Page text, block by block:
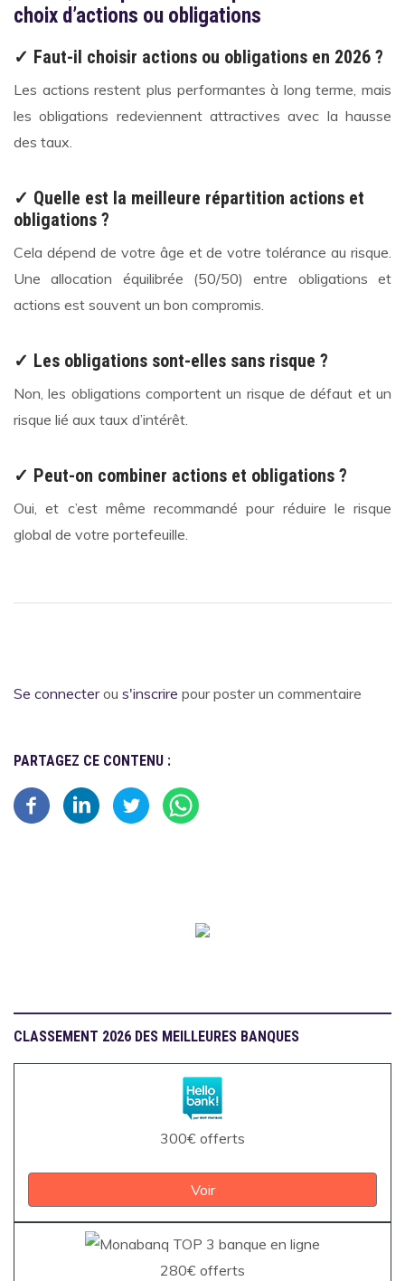
choix d’actions ou obligations
✓ Faut-il choisir actions ou obligations en 2026 ?
Les actions restent plus performantes à long terme, mais
les obligations redeviennent attractives avec la hausse
des taux.
✓ Quelle est la meilleure répartition actions et
obligations ?
Cela dépend de votre âge et de votre tolérance au risque.
Une allocation équilibrée (50/50) entre obligations et
actions est souvent un bon compromis.
✓ Les obligations sont-elles sans risque ?
Non, les obligations comportent un risque de défaut et un
risque lié aux taux d’intérêt.
✓ Peut-on combiner actions et obligations ?
Oui, et c’est même recommandé pour réduire le risque
global de votre portefeuille.
Se connecterou s'inscrire pour poster un commentaire
PARTAGEZ CE CONTENU :
CLASSEMENT 2026 DES MEILLEURES BANQUES
300€ offerts
Voir
280€ offerts